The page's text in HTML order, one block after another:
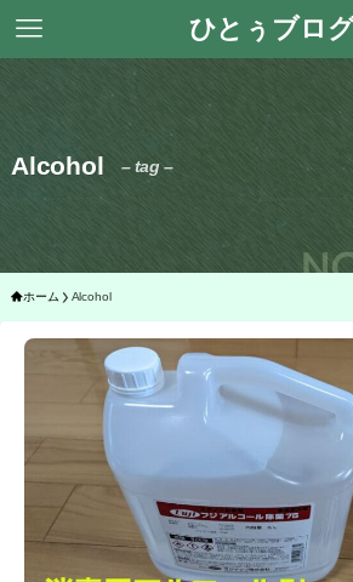
ひとぅブロ
Alcohol – tag –
ホーム Alcohol